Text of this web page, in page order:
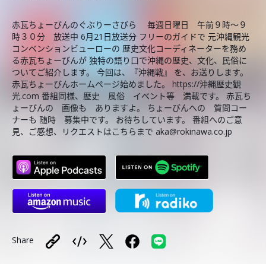
赤瓦ちょーびんのぐぶりーさびら 毎週日曜日 午前９時～９
時３０分 放送中 6月21日放送分 フリーのガイドで 元沖縄観光
コンベンションビューローの 歴史文化コーディネーターを務め
る赤瓦ちょーびんが 独特の語り口で沖縄の歴史、文化、民俗に
ついてご紹介します。 今回は、『沖縄戦』 を、お送りします。
赤瓦ちょーびんホームページ始めました。 https://沖縄歴史観
光.com 番組同様、歴史 風俗 イベント等 満載です。 赤瓦ち
ょーびんの 画像も ありますよ。 ちょーびんへの 質問コー
ナーも 随時 募集中です。 お待ちしています。 番組へのご意
見、ご感想、リクエストはこちらまで aka@rokinawa.co.jp
Share